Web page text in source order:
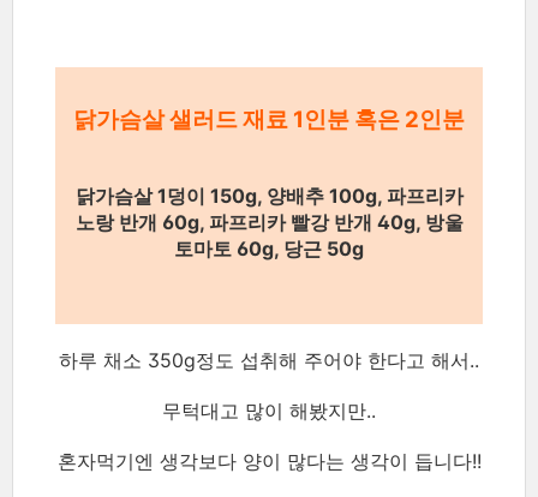
닭가슴살 샐러드 재료 1인분 혹은 2인분
닭가슴살 1덩이 150g, 양배추 100g, 파프리카
노랑 반개 60g, 파프리카 빨강 반개 40g, 방울
토마토 60g, 당근 50g
하루 채소 350g정도 섭취해 주어야 한다고 해서..
무턱대고 많이 해봤지만..
혼자먹기엔 생각보다 양이 많다는 생각이 듭니다!!